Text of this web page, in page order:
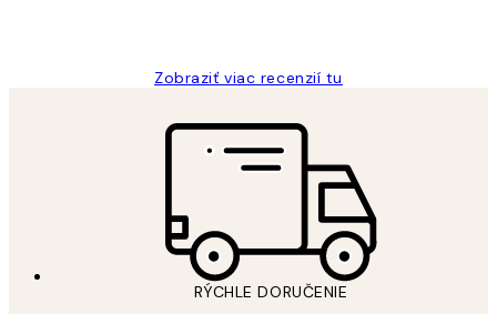
Zobraziť viac recenzií tu
RÝCHLE DORUČENIE